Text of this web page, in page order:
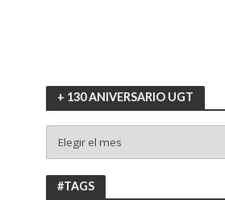
+ 130 ANIVERSARIO UGT
130
ANIVERSARIO
UGT
#TAGS